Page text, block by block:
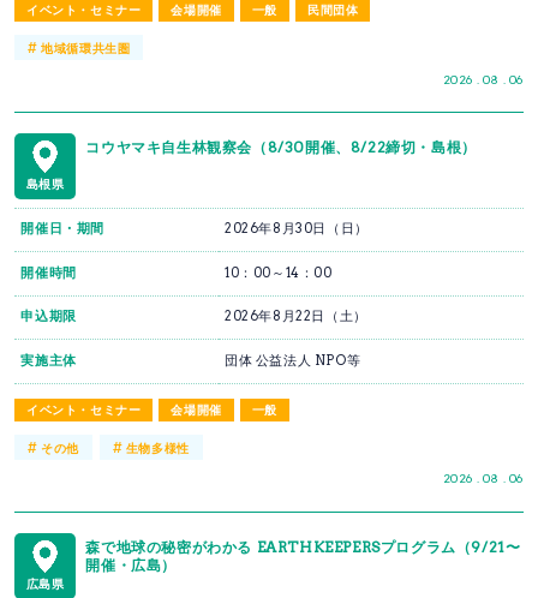
イベント・セミナー 会場開催 一般 民間団体
2026 . 08 . 06
#地域循環共生圏
島根県
コウヤマキ自生林観察会（8/30開催、8/22締切・島根）
イベント・セミナー 会場開催 一般
2026 . 08 . 06
開催日・期間 2026年8月30日（日）
開催時間 10：00～14：00
申込期限 2026年8月22日（土）
実施主体 団体 公益法人 NPO等
#その他 # 生物多様性
広島県
森で地球の秘密がわかる EARTHKEEPERSプログラム（9/21〜
開催・広島）